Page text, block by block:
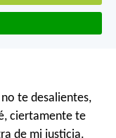
no te desalientes,
ciertamente te
de mi justicia.